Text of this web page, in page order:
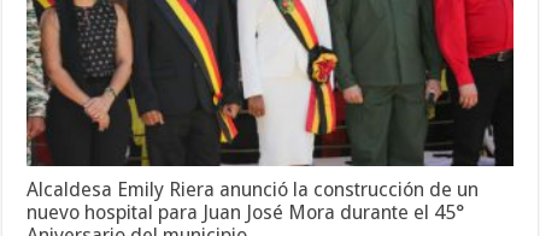
Alcaldesa Emily Riera anunció la construcción de un
nuevo hospital para Juan José Mora durante el 45°